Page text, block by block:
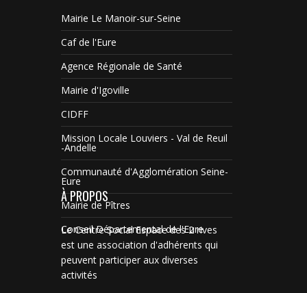
Mairie Le Manoir-sur-Seine
Caf de l'Eure
Agence Régionale de Santé
Mairie d'Igoville
CIDFF
Mission Locale Louviers - Val de Reuil
-Andelle
Communauté d'Agglomération Seine-
Eure
Mairie de Pîtres
Conseil Départemental de l'Eure
À PROPOS
Le Centre Social Espace des 2 rives
est une association d'adhérents qui
peuvent participer aux diverses
activités